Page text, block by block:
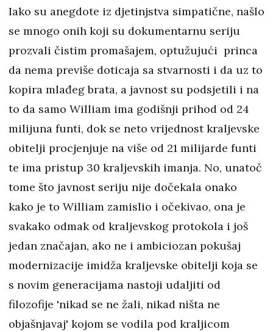
Iako su anegdote iz djetinjstva simpatične, našlo
se mnogo onih koji su dokumentarnu seriju
prozvali čistim promašajem, optužujući princa
da nema previše doticaja sa stvarnosti i da uz to
kopira mlađeg brata, a javnost su podsjetili i na
to da samo William ima godišnji prihod od 24
milijuna funti, dok se neto vrijednost kraljevske
obitelji procjenjuje na više od 21 milijarde funti
te ima pristup 30 kraljevskih imanja. No, unatoč
tome što javnost seriju nije dočekala onako
kako je to William zamislio i očekivao, ona je
svakako odmak od kraljevskog protokola i još
jedan značajan, ako ne i ambiciozan pokušaj
modernizacije imidža kraljevske obitelji koja se
s novim generacijama nastoji udaljiti od
filozofije 'nikad se ne žali, nikad ništa ne
objašnjavaj' kojom se vodila pod kraljicom